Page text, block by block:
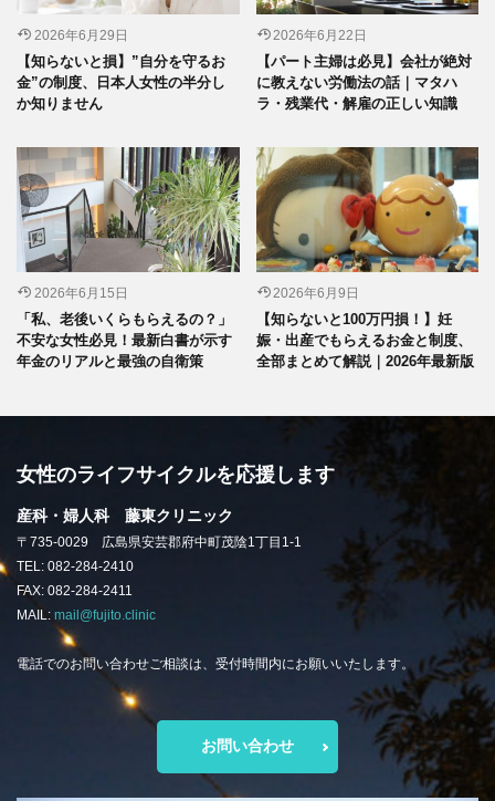
2026年6月29日
【知らないと損】”自分を守るお
金”の制度、日本人女性の半分し
か知りません
2026年6月22日
【パート主婦は必見】会社が絶対
に教えない労働法の話｜マタハ
ラ・残業代・解雇の正しい知識
2026年6月15日
「私、老後いくらもらえるの？」
不安な女性必見！最新白書が示す
年金のリアルと最強の自衛策
2026年6月9日
【知らないと100万円損！】妊
娠・出産でもらえるお金と制度、
全部まとめて解説｜2026年最新版
女性のライフサイクルを応援します
産科・婦人科 藤東クリニック
〒735-0029 広島県安芸郡府中町茂陰1丁目1-1
TEL: 082-284-2410
FAX: 082-284-2411
MAIL: mail@fujito.clinic
電話でのお問い合わせご相談は、受付時間内にお願いいたします。
お問い合わせ